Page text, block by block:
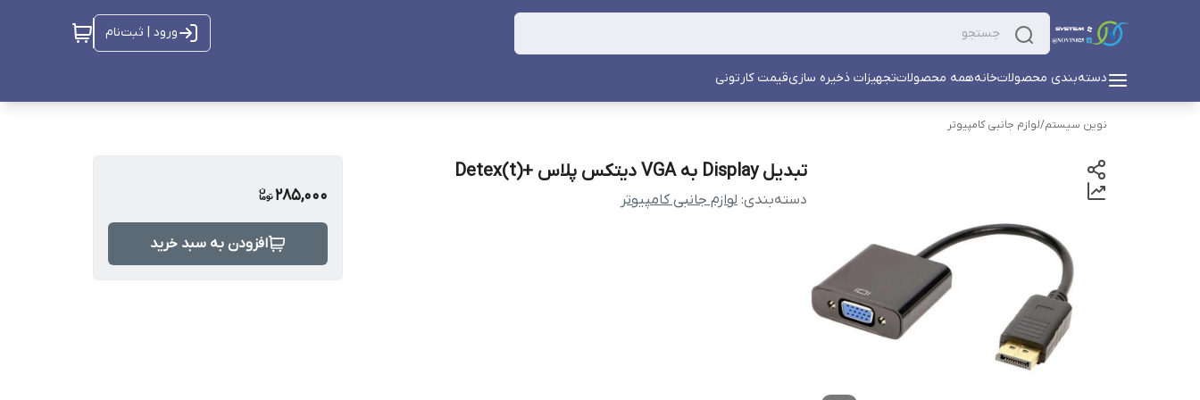
ورود | ثبت‌نام
دسته‌بندی محصولاتخانههمه محصولاتتجهیزات ذخیره سازیقیمت کارتونی
نوین سیستم/لوازم جانبی کامپیوتر
تبدیل Display به VGA دیتکس پلاس +Detex(t)
دسته‌بندی: لوازم جانبی کامپیوتر 285,000
افزودن به سبد خرید